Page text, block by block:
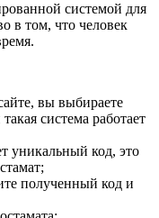
системой для
в том, что человек
вы выбираете
система работает
уникальный код, это
полученный код и